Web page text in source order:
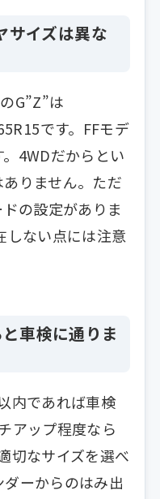
サイズは異な
G”Z”は
です。FFモデ
4WDだからとい
りません。ただ
の設定がありま
しない点には注意
車検に通りま
内であれば車検
アップ程度なら
切なサイズを選べ
ーからのはみ出